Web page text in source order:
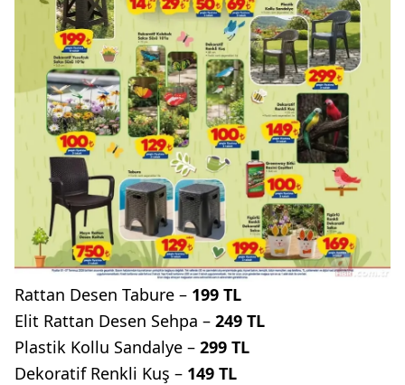
Rattan Desen Tabure – 199 TL
Elit Rattan Desen Sehpa – 249 TL
Plastik Kollu Sandalye – 299 TL
Dekoratif Renkli Kuş – 149 TL